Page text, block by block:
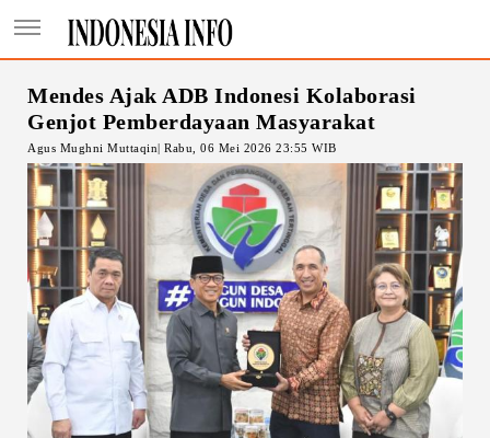
Mendes Ajak ADB Indonesi Kolaborasi
Genjot Pemberdayaan Masyarakat
Agus Mughni Muttaqin| Rabu, 06 Mei 2026 23:55 WIB